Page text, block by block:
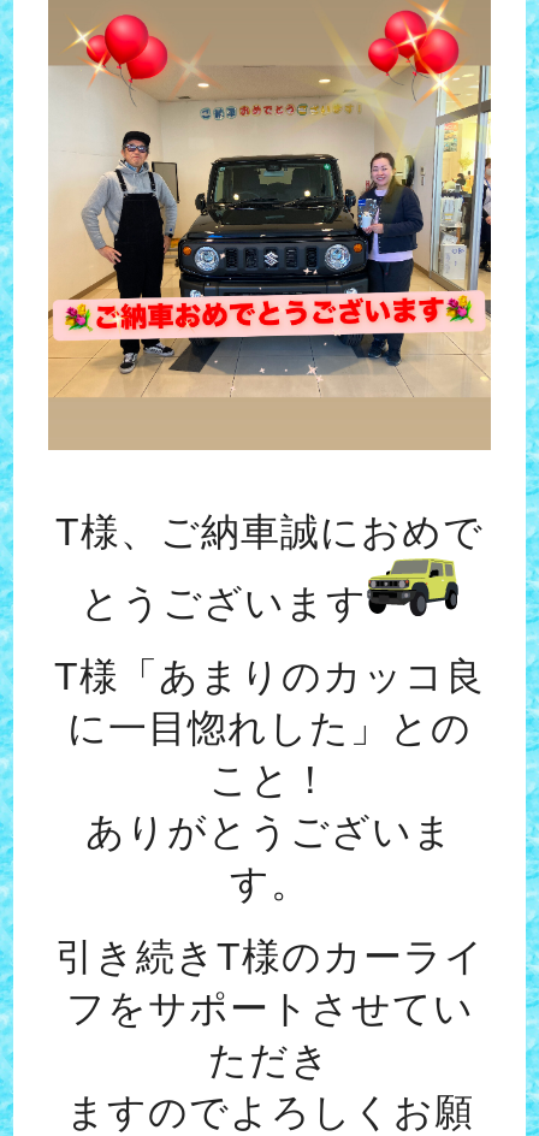
T様、ご納車誠におめで
とうございます
T様「あまりのカッコ良
に一目惚れした」との
こと！
ありがとうございま
す。
引き続きT様のカーライ
フをサポートさせてい
ただき
ますのでよろしくお願